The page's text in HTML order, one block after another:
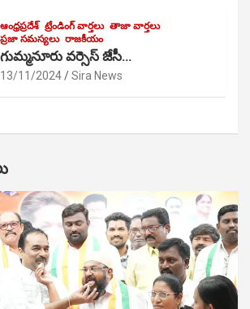
ఆంధ్రప్రదేశ్ ట్రేండింగ్ వార్తలు తాజా వార్తలు
ప్రజా సమస్యలు రాజకీయం
గుమ్మనూరు వర్సెస్ జేసీ…
13/11/2024 Sira News